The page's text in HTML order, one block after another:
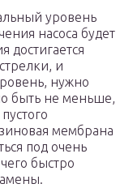
уровень
насоса будет
достигается
и
нужно
быть не меньше,
мембрана
под очень
быстро